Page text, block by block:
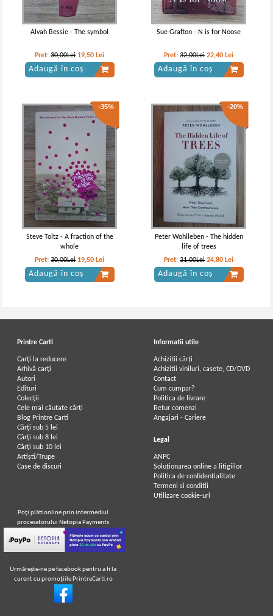
Alvah Bessie - The symbol
Pret:30,00Lei 19,50 Lei
Adaugă în coș
Sue Grafton - N is for Noose
Pret:32,00Lei 22,40 Lei
Adaugă în coș
-35%
Steve Toltz - A fraction of the
whole
Pret:30,00Lei 19,50 Lei
Adaugă în coș
-20%
Peter Wohlleben - The hidden
life of trees
Pret:31,00Lei 24,80 Lei
Adaugă în coș
Printre Carti
Carți la reducere
Arhivă carți
Autori
Edituri
Colecții
Cele mai căutate cărți
Blog Printre Carti
Cărţi sub 5 lei
Cărţi sub 8 lei
Cărţi sub 10 lei
Artiști/Trupe
Case de discuri
Informatii utile
Achizitii cărți
Achizitii viniluri, casete, CD/DVD
Contact
Cum cumpar?
Politica de livrare
Retur comenzi
Angajari - Cariere
Legal
ANPC
Soluționarea online a litigiilor
Politica de confidentialitate
Termeni si conditii
Utilizare cookie-uri
Poţi plăti online prin intermediul
procesatorului Netopia Payments
Urmăreşte-ne pe facebook pentru a fi la
curent cu promoţiile PrintreCarti.ro